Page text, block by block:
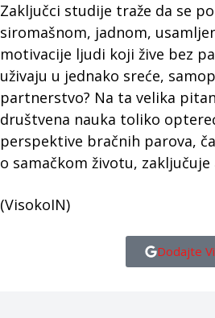
Zaključci studije traže da se
siromašnom, jadnom,
motivacije ljudi koji žive bez
uživaju u jednako sreće,
partnerstvo? Na ta velika
društvena nauka toliko
perspektive bračnih parova,
o samačkom životu,
(VisokoIN)
Dodajte